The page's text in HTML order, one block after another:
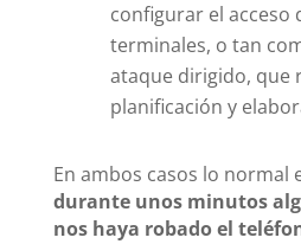
configurar el acceso
terminales, o tan
ataque dirigido, que
planificación y
En ambos casos lo normal
durante unos minutos
nos haya robado el